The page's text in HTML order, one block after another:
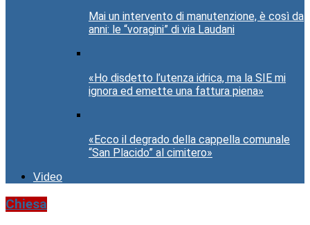
Mai un intervento di manutenzione, è così da
anni: le “voragini” di via Laudani
«Ho disdetto l’utenza idrica, ma la SIE mi
ignora ed emette una fattura piena»
«Ecco il degrado della cappella comunale
“San Placido” al cimitero»
Video
Chiesa